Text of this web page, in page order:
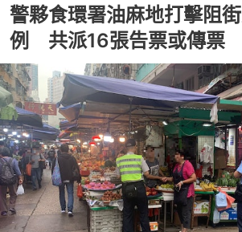
警夥食環署油麻地打擊阻
例 共派16張告票或傳票